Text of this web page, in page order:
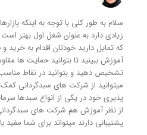
سلام به طور کلی با توجه به اینکه
زیادی دارد به عنوان شغل اول بهتر
که تمایل دارید خودتان اقدام به خرید
آموزش ببینید تا بتوانید حمایت ها
تشخیص دهید و بتوانید در نقاط
میتوانید از شرکت های سبدگردانی
پذیری خود در یکی از انواع سبدها
از نظر آموزش هم شرکت های
پشتیبانی دارند میتواند برای شما مفید